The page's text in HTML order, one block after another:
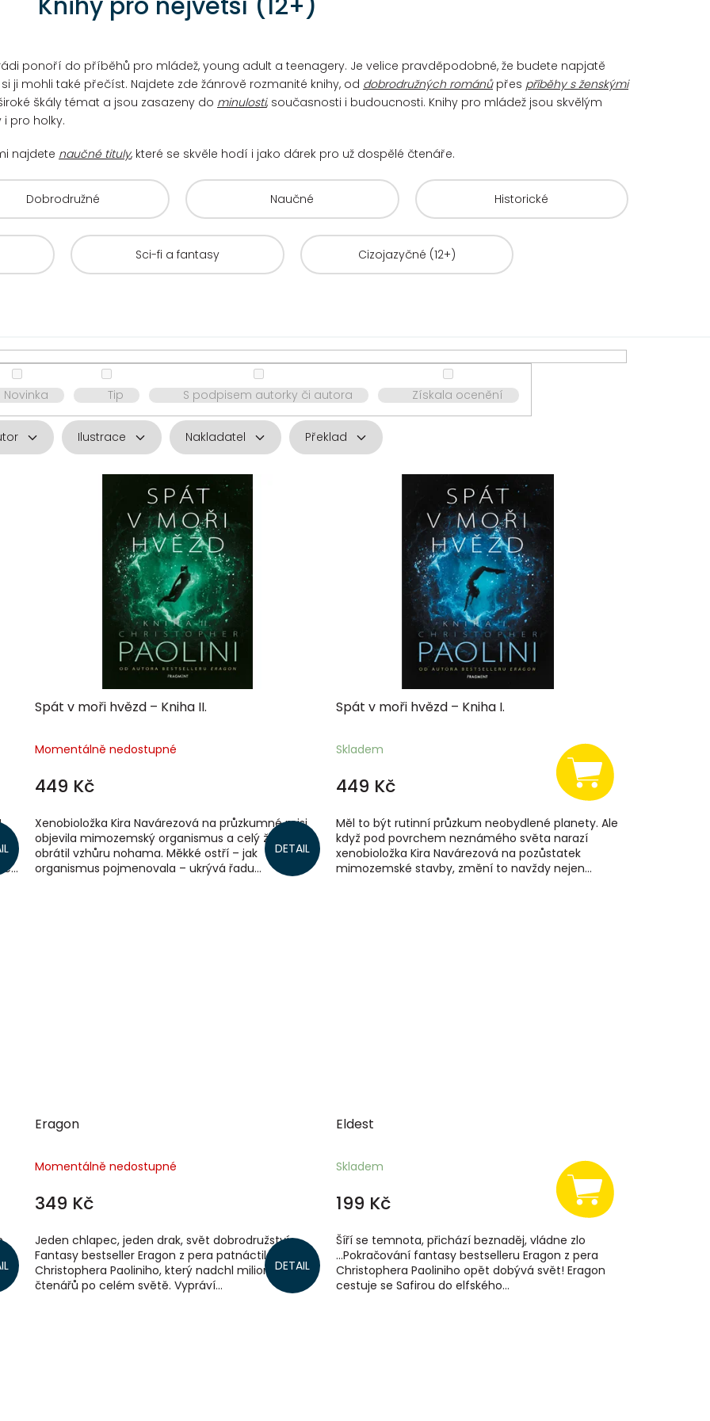
ponoří do příběhů pro mládež, young adult a teenagery. Je velice pravděpodobné, že budete napjatě
ji mohli také přečíst. Najdete zde žánrově rozmanité knihy, od dobrodružných románůpřes příběhy s ženskými
škály témat a jsou zasazeny do minulosti, současnosti i budoucnosti. Knihy pro mládež jsou skvělým
pro holky.
najdete naučné tituly, které se skvěle hodí i jako dárek pro už dospělé čtenáře.
Dobrodružné Naučné Historické
Sci-fi a fantasy Cizojazyčné (12+)
Novinka Tip S podpisem autorky či autora Získala ocenění
Ilustrace Nakladatel Překlad
Spát v moři hvězd – Kniha II.
Momentálně nedostupné
449 Kč
DETAIL
Xenobioložka Kira Navárezová na průzkumné misi
objevila mimozemský organismus a celý život se jí
obrátil vzhůru nohama. Měkké ostří – jak
organismus pojmenovala – ukrývá řadu...
Spát v moři hvězd – Kniha I.
Skladem
449 Kč
Měl to být rutinní průzkum neobydlené planety. Ale
když pod povrchem neznámého světa narazí
xenobioložka Kira Navárezová na pozůstatek
mimozemské stavby, změní to navždy nejen...
Eragon
Momentálně nedostupné
349 Kč
DETAIL
Jeden chlapec, jeden drak, svět dobrodružství.
Fantasy bestseller Eragon z pera patnáctiletého
Christophera Paoliniho, který nadchl miliony
čtenářů po celém světě. Vypráví...
Eldest
Skladem
199 Kč
Šíří se temnota, přichází beznaděj, vládne zlo
...Pokračování fantasy bestselleru Eragon z pera
Christophera Paoliniho opět dobývá svět! Eragon
cestuje se Safirou do elfského...